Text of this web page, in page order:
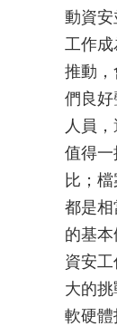
動資
工作
推動
們良
人員
值得
比；
都是
的基本
資安
大的
軟硬體